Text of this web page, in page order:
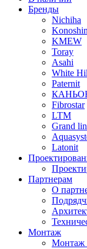
Бренды
Nichiha
KMEW
Toray
Asahi
White
Paternit
Fibrostar
LTM
Grand
Latonit
Партнерам
О
Монтаж
Монтаж